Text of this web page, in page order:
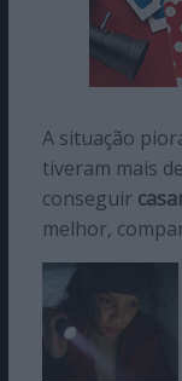
A situação
tiveram mais
conseguir
melhor,